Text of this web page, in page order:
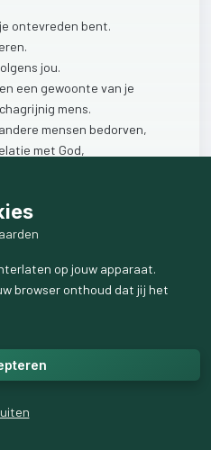
je ontevreden bent.
jou.
een gewoonte van je
chagrijnig mens.
andere mensen bedorven,
met God,
liefhebben,
wezo
op jouw apparaat.
browser onthoud dat jij het